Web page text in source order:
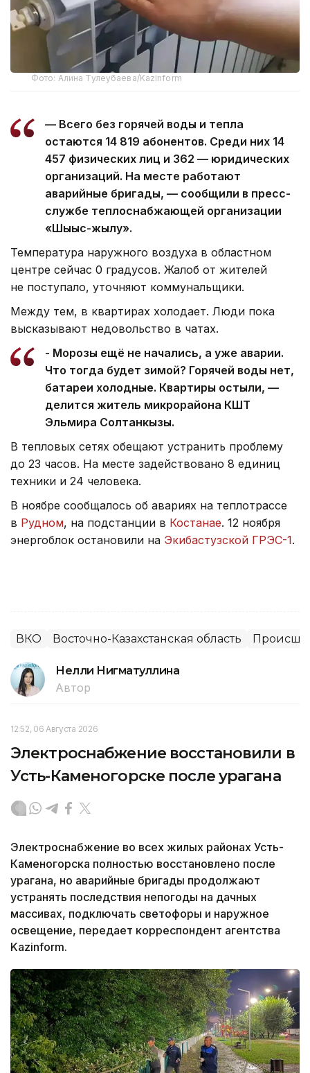
Фото: Алина Тулеубаева/Kazinform
— Всего без горячей воды и тепла
остаются 14 819 абонентов. Среди них 14
457 физических лиц и 362 — юридических
организаций. На месте работают
аварийные бригады, — сообщили в пресс-
службе теплоснабжающей организации
«Шығыс-жылу».
Температура наружного воздуха в областном
центре сейчас 0 градусов. Жалоб от жителей
не поступало, уточняют коммунальщики.
Между тем, в квартирах холодает. Люди пока
высказывают недовольство в чатах.
- Морозы ещё не начались, а уже аварии.
Что тогда будет зимой? Горячей воды нет,
батареи холодные. Квартиры остыли, —
делится житель микрорайона КШТ
Эльмира Солтанкызы.
В тепловых сетях обещают устранить проблему
до 23 часов. На месте задействовано 8 единиц
техники и 24 человека.
В ноябре сообщалось об авариях на теплотрассе
в Рудном, на подстанции в Костанае. 12 ноября
энергоблок остановили на Экибастузской ГРЭС-1.
ВКО Восточно-Казахстанская область
Нелли Нигматуллина
Автор
12:52, 06 Августа 2026
Электроснабжение восстановили в
Усть-Каменогорске после урагана
Электроснабжение во всех жилых районах Усть-
Каменогорска полностью восстановлено после
урагана, но аварийные бригады продолжают
устранять последствия непогоды на дачных
массивах, подключать светофоры и наружное
освещение, передает корреспондент агентства
Kazinform.